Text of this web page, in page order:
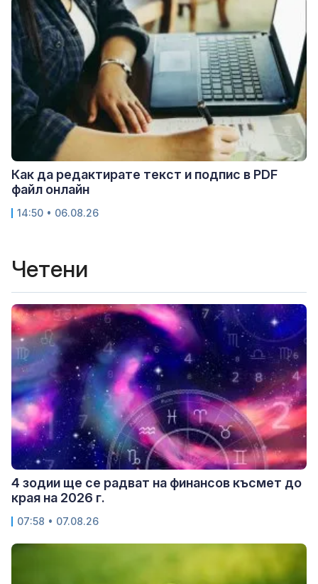
Как да редактирате текст и подпис в PDF
файл онлайн
14:50 • 06.08.26
Четени
4 зодии ще се радват на финансов късмет до
края на 2026 г.
07:58 • 07.08.26